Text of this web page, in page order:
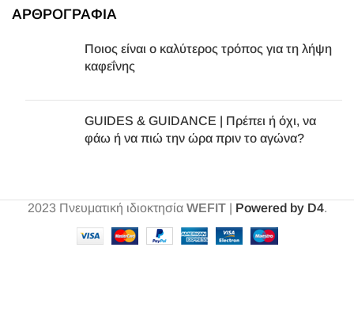
ΑΡΘΡΟΓΡΑΦΙΑ
Ποιος είναι ο καλύτερος τρόπος για τη λήψη
καφεΐνης
GUIDES & GUIDANCE | Πρέπει ή όχι, να
φάω ή να πιώ την ώρα πριν το αγώνα?
2023 Πνευματική ιδιοκτησία WEFIT| Powered by D4.